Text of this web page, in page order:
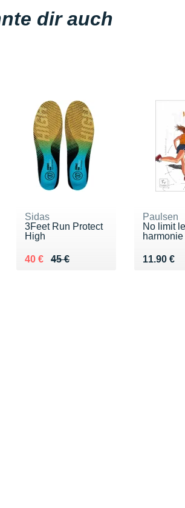
dir auch
Sidas
3Feet Run Protect
High
45 €
Au lieu de 45 €
40 €
Vendu 40 €
Paulsen
No limit
harmonie
11.90 €
Vendu